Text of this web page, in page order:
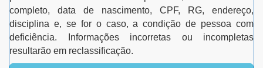
completo, data de nascimento, CPF, RG, endereço,
disciplina e, se for o caso, a condição de pessoa com
deficiência. Informações incorretas ou incompletas
resultarão em reclassificação.